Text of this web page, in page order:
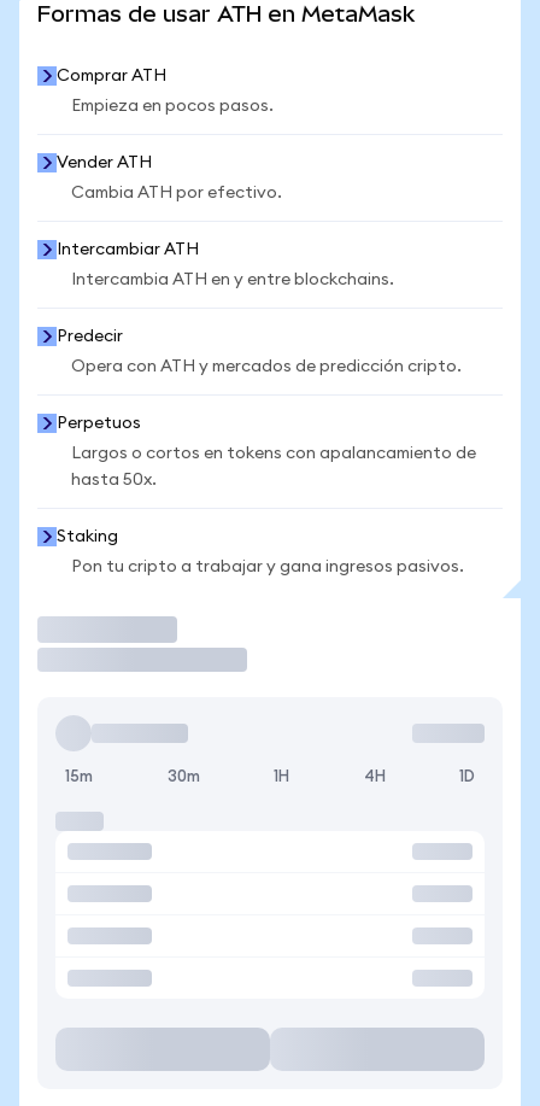
Formas de usar ATH en MetaMask
Comprar ATH
Empieza en pocos pasos.
Vender ATH
Cambia ATH por efectivo.
Intercambiar ATH
Intercambia ATH en y entre blockchains.
Predecir
Opera con ATH y mercados de predicción cripto.
Perpetuos
Largos o cortos en tokens con apalancamiento de
hasta 50x.
Staking
Pon tu cripto a trabajar y gana ingresos pasivos.
15m 30m 1H 4H 1D